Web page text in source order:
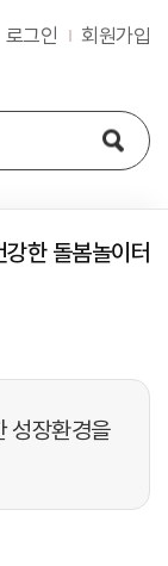
로그인 회원가입
강한 돌봄놀이터
성장환경을